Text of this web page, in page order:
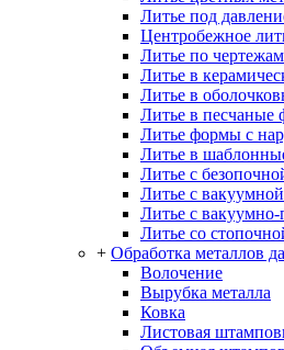
Литье под
Центробежное
Литье по чертежам
Литье в
Литье в
Литье в
Литье формы с
Литье в
Литье с
Литье с
Литье с
Литье со
+ Обработка металлов
Волочение
Вырубка металла
Ковка
Листовая